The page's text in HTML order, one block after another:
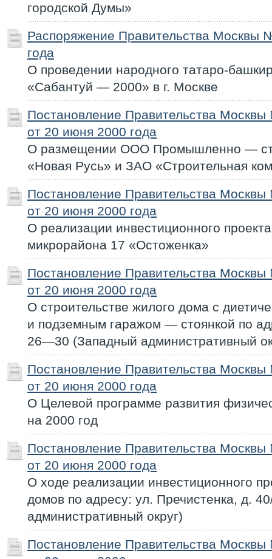
городской Думы»
Распоряжение Правительства
года
О проведении народного татаро-
«Сабантуй — 2000» в г. Москве
Постановление Правительства
от 20 июня 2000 года
О размещении ООО Промышленно —
«Новая Русь» и ЗАО «Строительная
Постановление Правительства
от 20 июня 2000 года
О реализации инвестиционного
микрорайона 17 «Остоженка»
Постановление Правительства
от 20 июня 2000 года
О строительстве жилого дома с
и подземным гаражом — стоянкой по
26—30 (Западный административный
Постановление Правительства
от 20 июня 2000 года
О Целевой программе развития
на 2000 год
Постановление Правительства
от 20 июня 2000 года
О ходе реализации инвестиционного
домов по адресу: ул. Пречистенка, д.
административный округ)
Постановление Правительства